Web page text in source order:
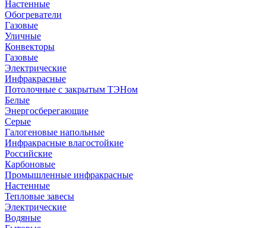
Настенные
Обогреватели
Газовые
Уличные
Конвекторы
Газовые
Электрические
Инфракрасные
Потолочные с закрытым ТЭНом
Белые
Энергосберегающие
Серые
Галогеновые напольные
Инфракрасные влагостойкие
Российские
Карбоновые
Промышленные инфракрасные
Настенные
Тепловые завесы
Электрические
Водяные